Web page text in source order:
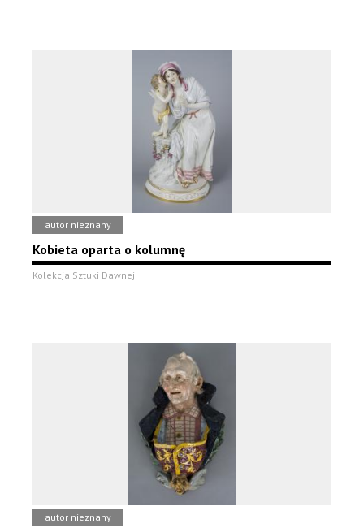
autor nieznany
Kobieta oparta o kolumnę
Kolekcja Sztuki Dawnej
autor nieznany